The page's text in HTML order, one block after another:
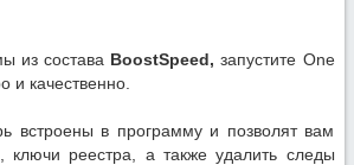
из состава BoostSpeed, запустите One
и качественно.
встроены в программу и позволят вам
реестра, а также удалить следы